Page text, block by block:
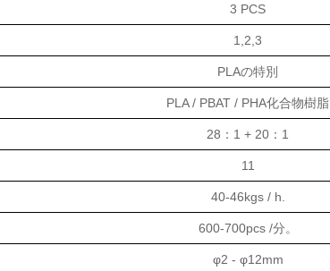
3 PCS
1,2,3
PLAの特別
PLA / PBAT / PHA化合物樹脂
28：1 + 20：1
11
40-46kgs / h.
600-700pcs /分。
φ2 - φ12mm